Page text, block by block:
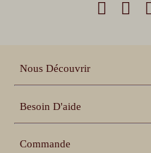
Nous Découvrir
Besoin D'aide
Commande